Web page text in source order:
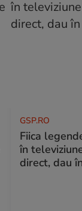
GSP.RO
Fiica
în
direct, dau